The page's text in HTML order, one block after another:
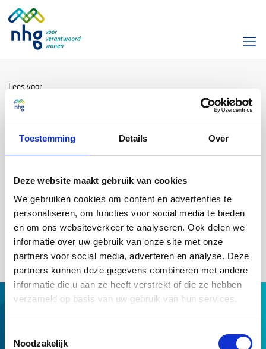
Toestemming Details Over
Deze website maakt gebruik van cookies
We gebruiken cookies om content en advertenties te
personaliseren, om functies voor social media te bieden
en om ons websiteverkeer te analyseren. Ook delen we
informatie over uw gebruik van onze site met onze
partners voor social media, adverteren en analyse. Deze
partners kunnen deze gegevens combineren met andere
informatie die u aan ze heeft verstrekt of die ze hebben
verzameld op basis van uw gebruik van hun services.
Noodzakelijk
Lees voor
Is een hybride taxatie ook mogelijk
bij nieuwbouw?
Woning(waarde) & Verbetering
Bij nieuwbouw is een hybride taxatie niet mogelijk. Onder NHG
wordt de marktwaarde bij nieuwbouw bepaald door een aantal
kostenposten bij elkaar op te tellen. Welke kostenposten dat zijn
staat in
C.5.3 van de Voorwaarden en normen..
Hypotheek met NHG
NHG op maat